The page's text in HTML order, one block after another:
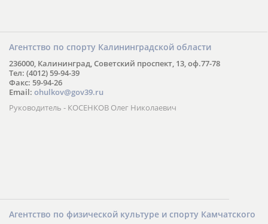
Агентство по спорту Калининградской области
236000, Калининград, Советский проспект, 13, оф.77-78
Тел: (4012) 59-94-39
Факс: 59-94-26
Email: ohulkov@gov39.ru
Руководитель - КОСЕНКОВ Олег Николаевич
Агентство по физической культуре и спорту Камчатского